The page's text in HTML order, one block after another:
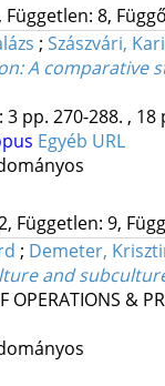
8,
; Szászvári,
A comparative
3 pp. 270-288. , 18
Egyéb URL
Független: 9,
; Demeter,
and
OPERATIONS &